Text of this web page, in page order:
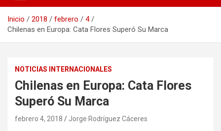
Inicio 2018 febrero
4
Chilenas en Europa: Cata Flores Superó Su Marca
NOTICIAS INTERNACIONALES
Chilenas en Europa: Cata Flores
Superó Su Marca
febrero 4, 2018 Jorge Rodríguez Cáceres